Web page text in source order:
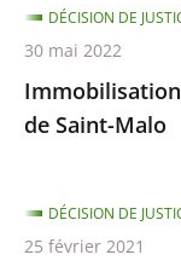
de Saint-Malo
DÉCISION DE
30 mai 2022
DÉCISION DE
25 février 2021